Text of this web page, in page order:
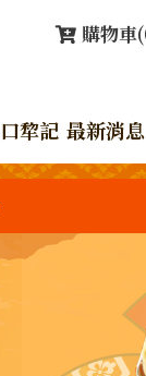
購物車
犂記 最新消息